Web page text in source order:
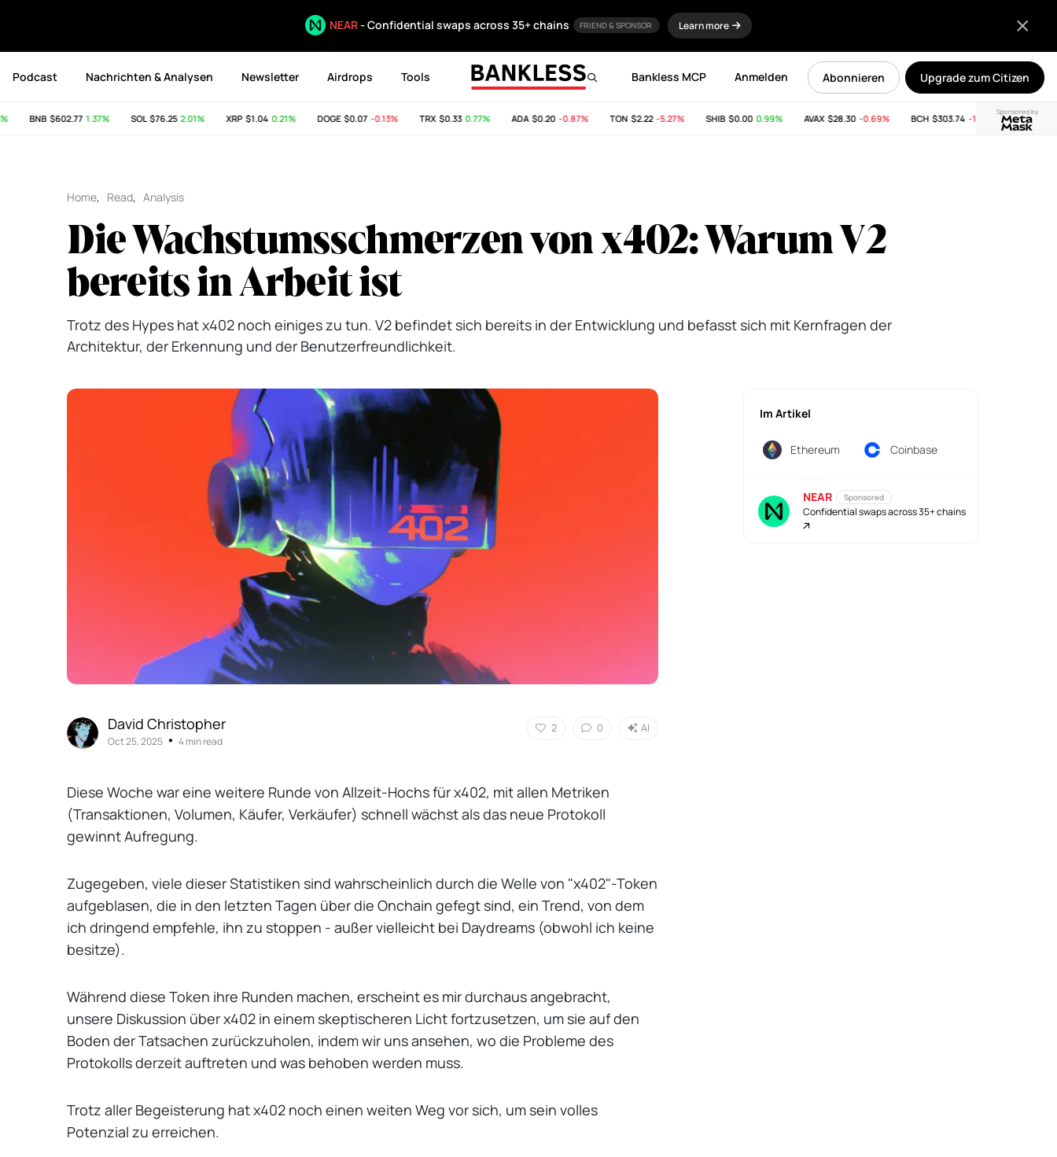
NEAR- Confidential swaps across 35+ chains FRIEND & SPONSOR Learn more
Podcast Nachrichten & Analysen Newsletter Airdrops Tools Upgrade zum Citizen
Abonnieren
Anmelden
Bankless MCP
Sponsored by
BNB$602.77 1.37% SOL$76.25 2.01% XRP$1.04 0.21% DOGE$0.07 -0.13% TRX$0.33 0.77% ADA$0.20 -0.87% TON$2.22 -5.27% SHIB$0.00 0.99% AVAX$28.30 -0.69% BCH$303.74 -11.53% LINK$8.32
Home, Read, Analysis
Die Wachstumsschmerzen von x402: Warum V2
bereits in Arbeit ist
Trotz des Hypes hat x402 noch einiges zu tun. V2 befindet sich bereits in der Entwicklung und befasst sich mit Kernfragen der
Architektur, der Erkennung und der Benutzerfreundlichkeit.
David Christopher
Oct 25, 2025• 4 min read
2 0 AI
Diese Woche war eine weitere Runde von Allzeit-Hochs für x402, mit allen Metriken
(Transaktionen, Volumen, Käufer, Verkäufer) schnell wächst als das neue Protokoll
gewinnt Aufregung.
Zugegeben, viele dieser Statistiken sind wahrscheinlich durch die Welle von "x402"-Token
aufgeblasen, die in den letzten Tagen über die Onchain gefegt sind, ein Trend, von dem
ich dringend empfehle, ihn zu stoppen - außer vielleicht bei Daydreams (obwohl ich keine
besitze).
Während diese Token ihre Runden machen, erscheint es mir durchaus angebracht,
unsere Diskussion über x402 in einem skeptischeren Licht fortzusetzen, um sie auf den
Boden der Tatsachen zurückzuholen, indem wir uns ansehen, wo die Probleme des
Protokolls derzeit auftreten und was behoben werden muss.
Trotz aller Begeisterung hat x402 noch einen weiten Weg vor sich, um sein volles
Potenzial zu erreichen.
Im Artikel
Ethereum Coinbase
NEAR Sponsored
Confidential swaps across 35+ chains